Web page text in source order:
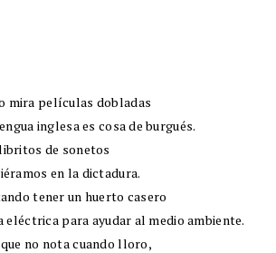
mira películas dobladas
inglesa es cosa de burgués.
de sonetos
en la dictadura.
tener un huerto casero
eléctrica para ayudar al medio ambiente.
no nota cuando lloro,